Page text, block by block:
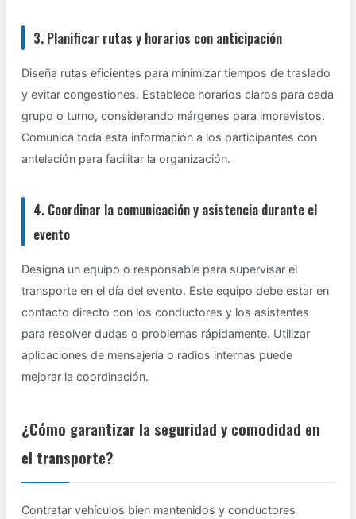
3. Planificar rutas y horarios con anticipación
Diseña rutas eficientes para minimizar tiempos de traslado
y evitar congestiones. Establece horarios claros para cada
grupo o turno, considerando márgenes para imprevistos.
Comunica toda esta información a los participantes con
antelación para facilitar la organización.
4. Coordinar la comunicación y asistencia durante el
evento
Designa un equipo o responsable para supervisar el
transporte en el día del evento. Este equipo debe estar en
contacto directo con los conductores y los asistentes
para resolver dudas o problemas rápidamente. Utilizar
aplicaciones de mensajería o radios internas puede
mejorar la coordinación.
¿Cómo garantizar la seguridad y comodidad en
el transporte?
Contratar vehículos bien mantenidos y conductores